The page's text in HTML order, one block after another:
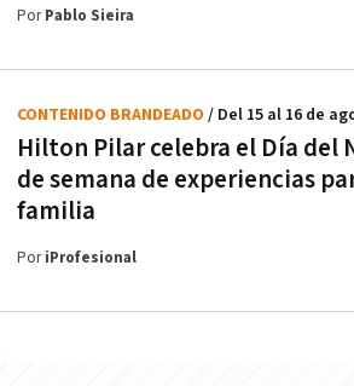
PorPablo Sieira
Hilton Pilar celebra el Día del
de semana de experiencias
familia
CONTENIDO BRANDEADO / Del 15 al 16 de
PoriProfesional